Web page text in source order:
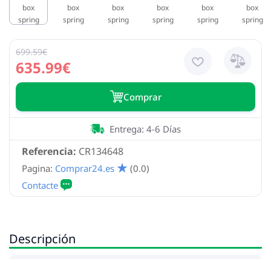
635.99€
699.59€
Сomprar
Referencia: CR134648
Entrega: 4-6 Días
Pagina: Comprar24.es (0.0)
Descripción